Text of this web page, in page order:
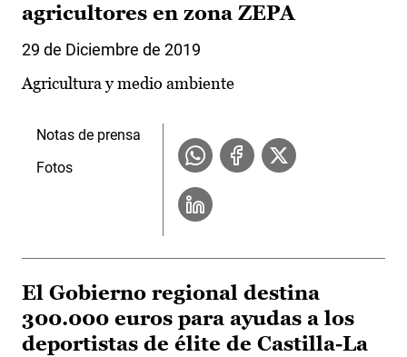
agricultores en zona ZEPA
29 de Diciembre de 2019
Agricultura y medio ambiente
Notas de prensa
Fotos
El Gobierno regional destina
300.000 euros para ayudas a los
deportistas de élite de Castilla-La